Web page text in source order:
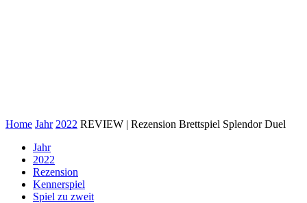
Home Jahr 2022 REVIEW | Rezension Brettspiel Splendor Duel
Jahr
2022
Rezension
Kennerspiel
Spiel zu zweit